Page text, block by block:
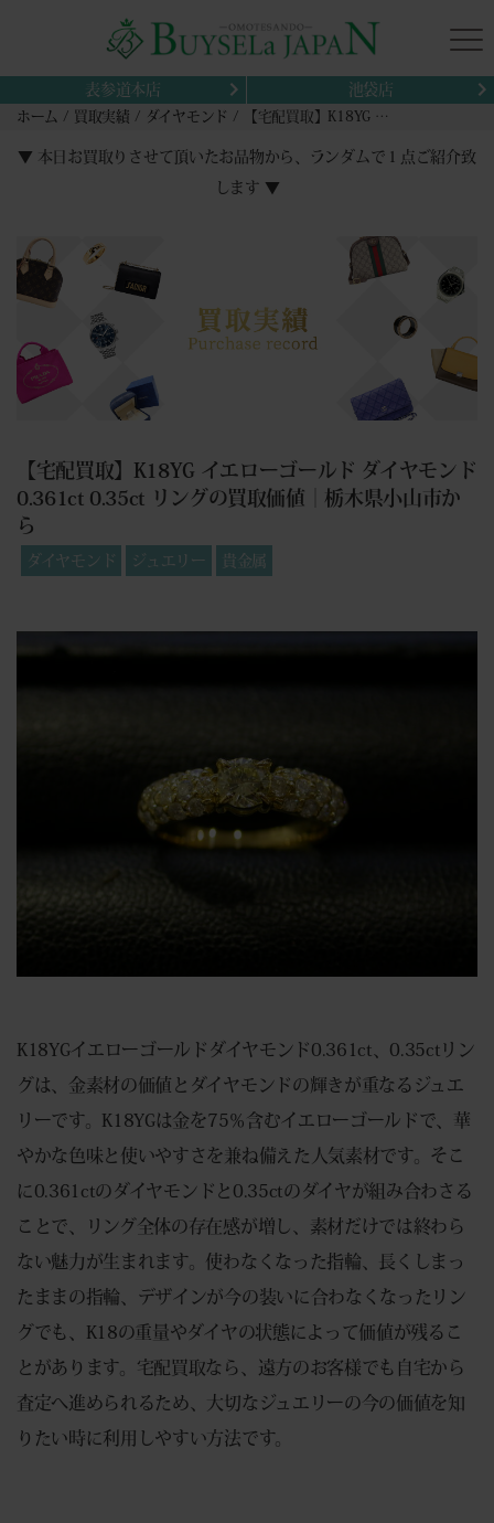
表参道本店 池袋店
ホーム 買取実績 ダイヤモンド 【宅配買取】K18YG イエローゴールド ダイヤモンド 0.361ct 0.35ct リングの買取価値｜栃木県小山市から
▼ 本日お買取りさせて頂いたお品物から、ランダムで１点ご紹介致
します ▼
【宅配買取】K18YG イエローゴールド ダイヤモンド
0.361ct 0.35ct リングの買取価値｜栃木県小山市か
ら
ダイヤモンド ジュエリー 貴金属
K18YGイエローゴールドダイヤモンド0.361ct、0.35ctリン
グは、金素材の価値とダイヤモンドの輝きが重なるジュエ
リーです。K18YGは金を75％含むイエローゴールドで、華
やかな色味と使いやすさを兼ね備えた人気素材です。そこ
に0.361ctのダイヤモンドと0.35ctのダイヤが組み合わさる
ことで、リング全体の存在感が増し、素材だけでは終わら
ない魅力が生まれます。使わなくなった指輪、長くしまっ
たままの指輪、デザインが今の装いに合わなくなったリン
グでも、K18の重量やダイヤの状態によって価値が残るこ
とがあります。宅配買取なら、遠方のお客様でも自宅から
査定へ進められるため、大切なジュエリーの今の価値を知
りたい時に利用しやすい方法です。